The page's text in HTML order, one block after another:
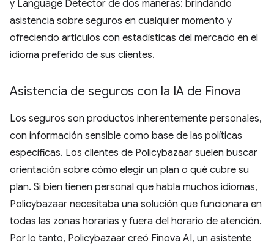
y Language Detector de dos maneras: brindando
asistencia sobre seguros en cualquier momento y
ofreciendo artículos con estadísticas del mercado en el
idioma preferido de sus clientes.
Asistencia de seguros con la IA de Finova
Los seguros son productos inherentemente personales,
con información sensible como base de las políticas
específicas. Los clientes de Policybazaar suelen buscar
orientación sobre cómo elegir un plan o qué cubre su
plan. Si bien tienen personal que habla muchos idiomas,
Policybazaar necesitaba una solución que funcionara en
todas las zonas horarias y fuera del horario de atención.
Por lo tanto, Policybazaar creó Finova AI, un asistente